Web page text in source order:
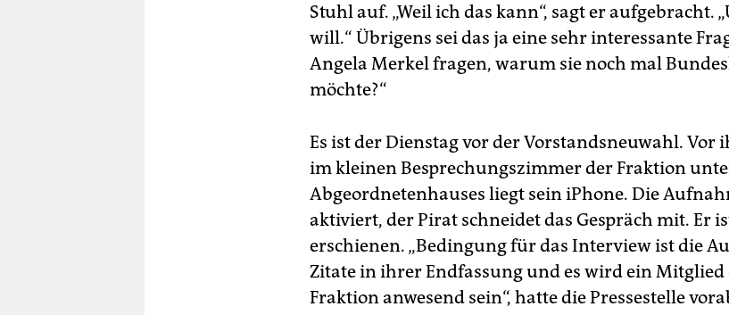
Stuhl auf. „Weil ich das kann“, sagt er aufgebracht.
will.“ Übrigens sei das ja eine sehr interessante
Angela Merkel fragen, warum sie noch mal
möchte?“
Es ist der Dienstag vor der Vorstandsneuwahl. Vor
im kleinen Besprechungszimmer der Fraktion
Abgeordnetenhauses liegt sein iPhone. Die
aktiviert, der Pirat schneidet das Gespräch mit. Er
erschienen. „Bedingung für das Interview ist die
Zitate in ihrer Endfassung und es wird ein Mitglied
Fraktion anwesend sein“, hatte die Pressestelle